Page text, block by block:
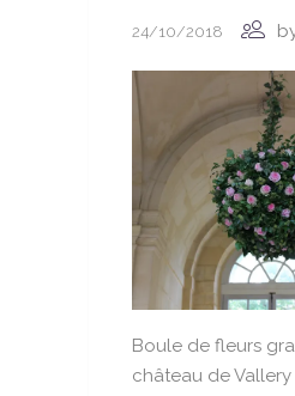
24/10/2018
Boule de fleurs
château de Vallery